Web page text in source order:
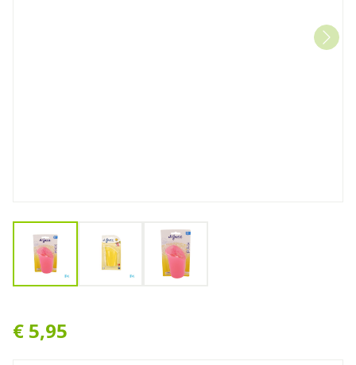
View larger imageView larger imageView larger image
€ 5,95